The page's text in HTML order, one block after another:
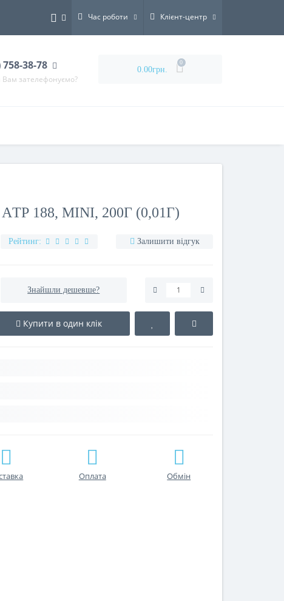
Час роботи Клієнт-центр
758-38-78
зателефонуємо?
0.00грн.
0
188, MINI, 200Г (0,01Г)
Рейтинг: Залишити відгук
Знайшли дешевше?
Купити в один клік
Оплата Обмін